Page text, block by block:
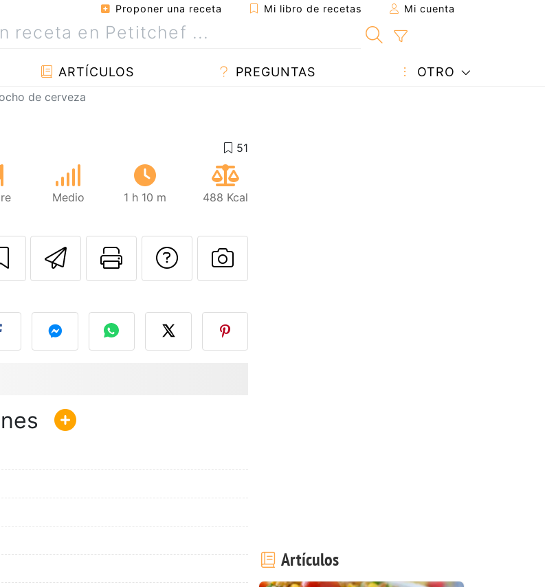
Proponer una receta Mi libro de recetas Mi cuenta
ARTÍCULOS PREGUNTAS OTRO
de cerveza
Medio 1 h 10 m 488 Kcal
Enviar esta receta a un amigo
Imprimir esta página
Preguntar al autor
Publicar la foto de esta receta
Artículos